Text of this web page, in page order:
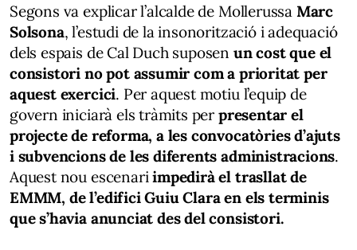
Segons va explicar l’alcalde de Mollerussa Marc
Solsona, l’estudi de la insonorització i adequació
dels espais de Cal Duch suposen un cost que el
consistori no pot assumir com a prioritat per
aquest exercici. Per aquest motiu l’equip de
govern iniciarà els tràmits per presentar el
projecte de reforma, a les convocatòries d’ajuts
i subvencions de les diferents administracions.
Aquest nou escenariimpedirà el trasllat de
EMMM, de l’edifici Guiu Clara en els terminis
que s’havia anunciat des del consistori.